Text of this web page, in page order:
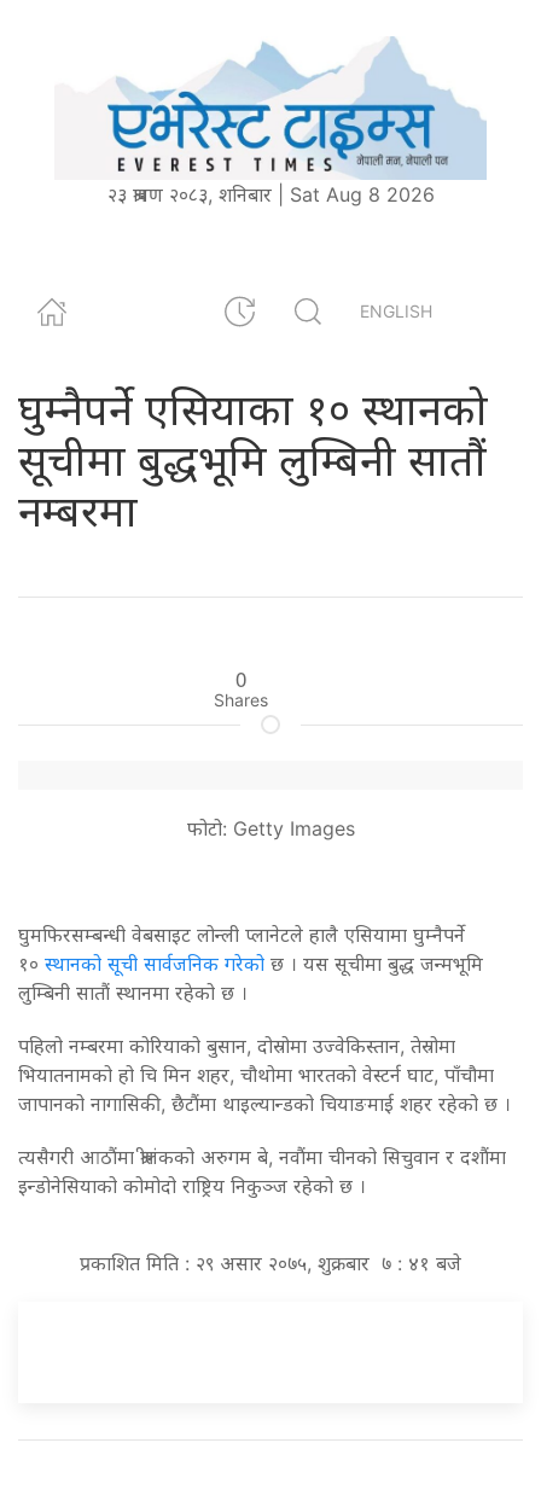
२३ श्रावण २०८३, शनिबार | Sat Aug 8 2026
ENGLISH
घुम्नैपर्ने एसियाका १० स्थानको
सूचीमा बुद्धभूमि लुम्बिनी सातौं
नम्बरमा
0
Shares
फोटो: Getty Images
घुमफिरसम्बन्धी वेबसाइट लोन्ली प्लानेटले हालै एसियामा घुम्नैपर्ने
१० स्थानको सूची सार्वजनिक गरेको छ । यस सूचीमा बुद्ध जन्मभूमि
लुम्बिनी सातौं स्थानमा रहेको छ ।
पहिलो नम्बरमा कोरियाको बुसान, दोस्रोमा उज्वेकिस्तान, तेस्रोमा
भियातनामको हो चि मिन शहर, चौथोमा भारतको वेस्टर्न घाट, पाँचौमा
जापानको नागासिकी, छैटौंमा थाइल्यान्डको चियाङमाई शहर रहेको छ ।
त्यसैगरी आठौंमा श्रीलंकको अरुगम बे, नवौंमा चीनको सिचुवान र दशौंमा
इन्डोनेसियाको कोमोदो राष्ट्रिय निकुञ्ज रहेको छ ।
प्रकाशित मिति : २९ असार २०७५, शुक्रबार ७ : ४१ बजे